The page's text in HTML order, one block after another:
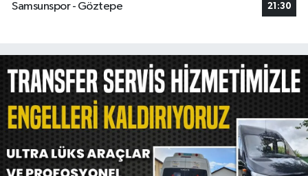
Samsunspor - Göztepe
21:30